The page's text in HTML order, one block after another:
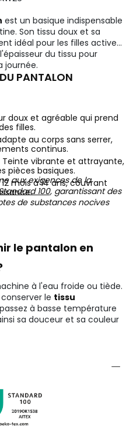
est un basique indispensable
Son tissu doux et sa
idéal pour les filles actives.
du tissu pour
journée.
PANTALON
doux et agréable qui prend
filles.
au corps sans serrer,
continus.
Teinte vibrante et attrayante,
pièces basiques.
mois à 14 ans, couvrant
aux exigences de la
100, garantissant des
de substances nocives
le pantalon en
à l'eau froide ou tiède.
le tissu
à basse température
sa douceur et sa couleur